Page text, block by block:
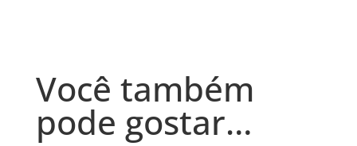
Você também
pode gostar…